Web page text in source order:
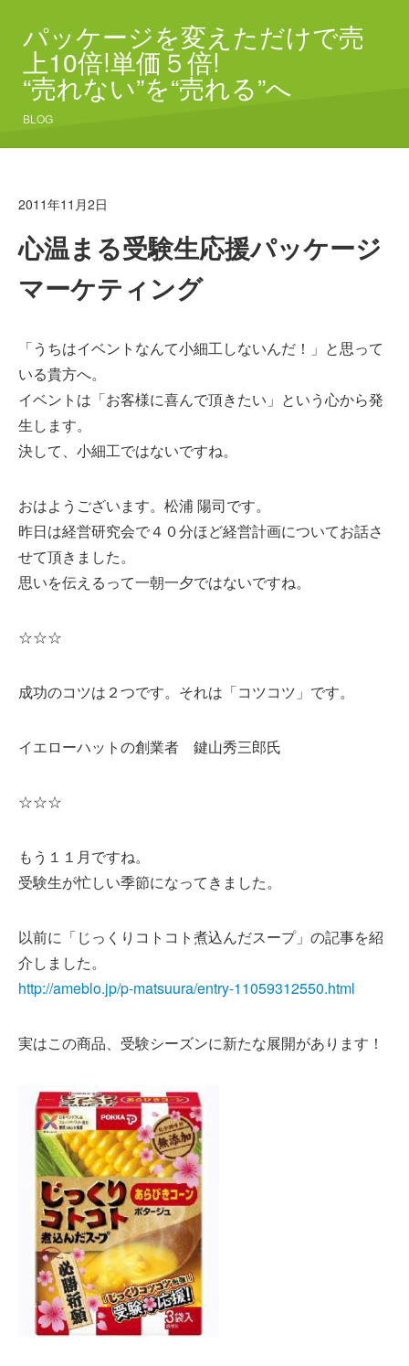
パッケージを変えただけで売
上10倍!単価５倍!
“売れない”を“売れる”へ
BLOG
2011年11月2日
心温まる受験生応援パッケージ
マーケティング
「うちはイベントなんて小細工しないんだ！」と思って
いる貴方へ。
イベントは「お客様に喜んで頂きたい」という心から発
生します。
決して、小細工ではないですね。
おはようございます。松浦 陽司です。
昨日は経営研究会で４０分ほど経営計画についてお話さ
せて頂きました。
思いを伝えるって一朝一夕ではないですね。
☆☆☆
成功のコツは２つです。それは「コツコツ」です。
イエローハットの創業者 鍵山秀三郎氏
☆☆☆
もう１１月ですね。
受験生が忙しい季節になってきました。
以前に「じっくりコトコト煮込んだスープ」の記事を紹
介しました。
http://ameblo.jp/p-matsuura/entry-11059312550.html
実はこの商品、受験シーズンに新たな展開があります！